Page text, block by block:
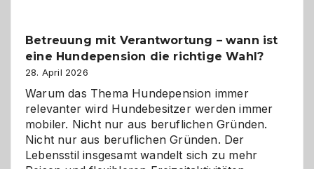
Betreuung mit Verantwortung – wann ist
eine Hundepension die richtige Wahl?
28. April 2026
Warum das Thema Hundepension immer
relevanter wird Hundebesitzer werden immer
mobiler. Nicht nur aus beruflichen Gründen.
Nicht nur aus beruflichen Gründen. Der
Lebensstil insgesamt wandelt sich zu mehr